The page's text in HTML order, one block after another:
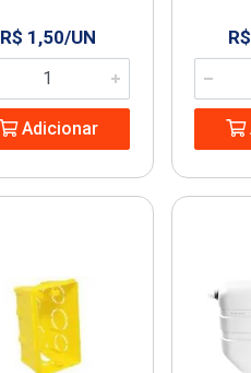
R$ 1,50/UN
Adicionar